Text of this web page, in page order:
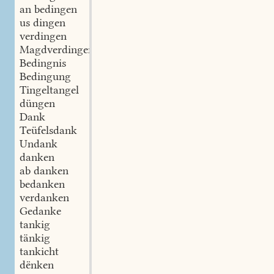
an bedingen
us dingen
verdingen
Magdverdingeren
Bedingnis
Bedingung
Tingeltangel
düngen
Dank
Teüfelsdank
Undank
danken
ab danken
bedanken
verdanken
Gedanke
tankig
tänkig
tankicht
dënken